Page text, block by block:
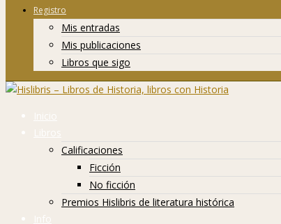
Registro
Mis entradas
Mis publicaciones
Libros que sigo
Inicio
Libros
Calificaciones
Ficción
No ficción
Premios Hislibris de literatura histórica
Info